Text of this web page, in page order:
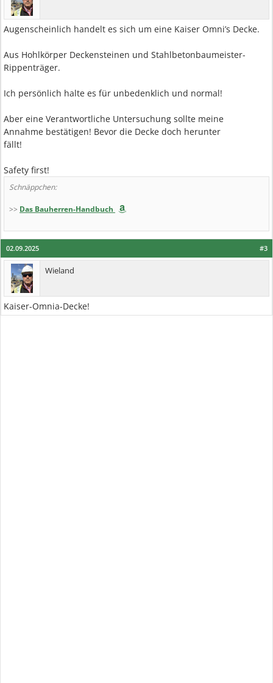
Augenscheinlich handelt es sich um eine Kaiser Omni’s Decke.
Aus Hohlkörper Deckensteinen und Stahlbetonbaumeister-
Rippenträger.
Ich persönlich halte es für unbedenklich und normal!
Aber eine Verantwortliche Untersuchung sollte meine
Annahme bestätigen! Bevor die Decke doch herunter
fällt!
Safety first!
Schnäppchen:
>> Das Bauherren-Handbuch
#3
02.09.2025
Wieland
Kaiser-Omnia-Decke!